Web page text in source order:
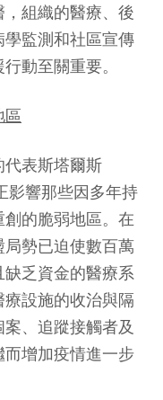
組織的醫療、後
監測和社區宣傳
動至關重要。
區
代表斯塔爾斯
影響那些因多年持
的脆弱地區。在
勢已迫使數百萬
缺乏資金的醫療系
設施的收治與隔
、追蹤接觸者及
增加疫情進一步